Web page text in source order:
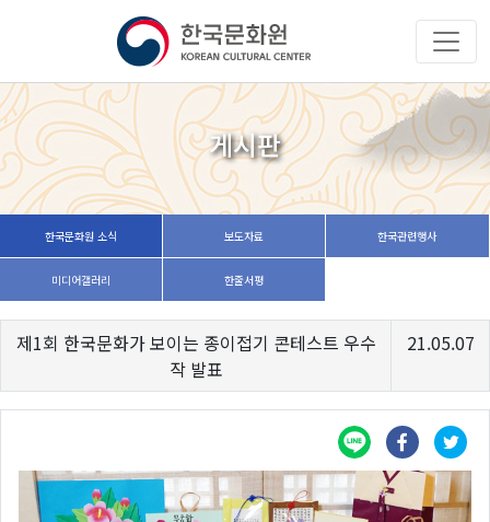
게시판
한국문화원 소식 보도자료 한국관련행사
미디어갤러리 한줄서평
제1회 한국문화가 보이는 종이접기 콘테스트 우수
작 발표
21.05.07